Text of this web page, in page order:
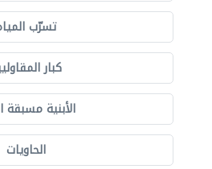
تسرّب
كبار
الأبنية مسبقة
الحاويات